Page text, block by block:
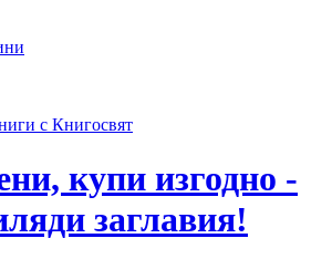
купи изгодно -
заглавия!